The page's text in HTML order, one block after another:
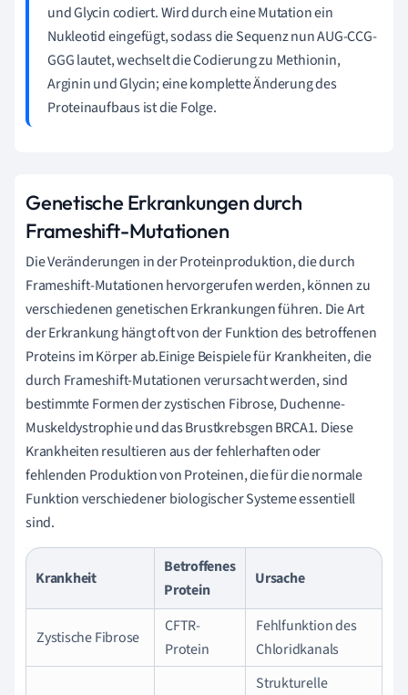
und Glycin codiert. Wird durch eine Mutation ein
Nukleotid eingefügt, sodass die Sequenz nun AUG-CCG-
GGG lautet, wechselt die Codierung zu Methionin,
Arginin und Glycin; eine komplette Änderung des
Proteinaufbaus ist die Folge.
Genetische Erkrankungen durch
Frameshift-Mutationen
Die Veränderungen in der Proteinproduktion, die durch
Frameshift-Mutationen hervorgerufen werden, können zu
verschiedenen genetischen Erkrankungen führen. Die Art
der Erkrankung hängt oft von der Funktion des betroffenen
Proteins im Körper ab.Einige Beispiele für Krankheiten, die
durch Frameshift-Mutationen verursacht werden, sind
bestimmte Formen der zystischen Fibrose, Duchenne-
Muskeldystrophie und das Brustkrebsgen BRCA1. Diese
Krankheiten resultieren aus der fehlerhaften oder
fehlenden Produktion von Proteinen, die für die normale
Funktion verschiedener biologischer Systeme essentiell
sind.
Krankheit
Betroffenes
Protein
Ursache
Zystische Fibrose
CFTR-
Protein
Fehlfunktion des
Chloridkanals
Strukturelle